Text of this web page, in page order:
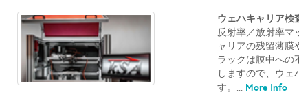
ウェハキャリア検
反射率／放射率マ
ャリアの残留薄膜
ラックは膜中への
しますので、ウェ
す。...More Info